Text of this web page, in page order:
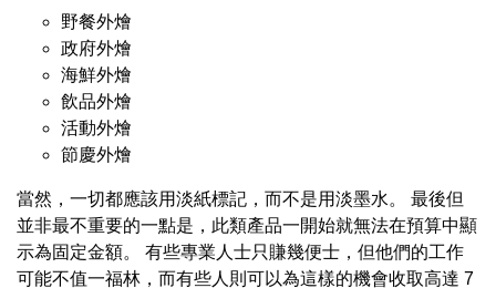
野餐外燴
政府外燴
海鮮外燴
飲品外燴
活動外燴
節慶外燴
當然，一切都應該用淡紙標記，而不是用淡墨水。 最後但
並非最不重要的一點是，此類產品一開始就無法在預算中顯
示為固定金額。 有些專業人士只賺幾便士，但他們的工作
可能不值一福林，而有些人則可以為這樣的機會收取高達 7